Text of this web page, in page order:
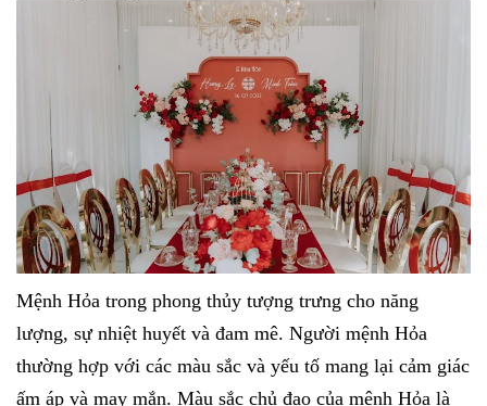
Mệnh Hỏa trong phong thủy tượng trưng cho năng
lượng, sự nhiệt huyết và đam mê. Người mệnh Hỏa
thường hợp với các màu sắc và yếu tố mang lại cảm giác
ấm áp và may mắn. Màu sắc chủ đạo của mệnh Hỏa là